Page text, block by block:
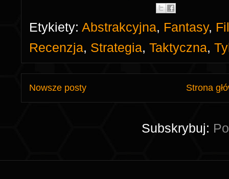
Etykiety: Abstrakcyjna, Fantasy,
Recenzja, Strategia, Taktyczna,
Nowsze posty Strona
Subskrybuj: